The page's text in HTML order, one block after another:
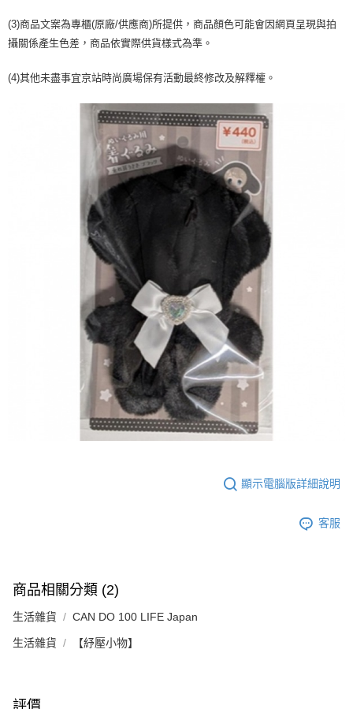
【注意事項】
1.本服務係由「台灣大哥大股份有限公司」（以下簡稱本公司）所提供，讓
買賣價金債權讓與本公司後，依約使用本公司帳單繳交帳款。
2.基於同意付款使用「大哥付你分期」之契約關係目的，商店將以您的個人
由本公司與您本人進行分期帳單所需資料之確認、核對及更正。
3.完整用戶服務條款，請詳閱以下連結：https://oppay.tw/userRule
３．收到繳費通知簡訊後14天內，點擊此簡訊中的連結，可透過四大超商／
ATM／網路銀行／等多元方式進行付款，方視為交易完成。
※ 請注意：結帳手續完成當下不需立刻繳費，但若您需要取消訂單，請聯絡
後付繳納相關費用。
是否繳費成功／繳費後需取消欲退款等相關疑問，請聯繫「AFTEE先享後付
https://netprotections.freshdesk.com/support/home
１．透過由恩沛科技股份有限公司提供之「AFTEE先享後付」服務完成之交
易，需依本服務之必要範圍內提供個人資料，並將交易相關給付款項請求債
權轉讓予恩沛科技股份有限公司。
２．關於個人資料處理事宜，請瀏覽以下網址：
https://aftee.tw/terms/#terms3
３．未成年的使用者請事先徵得法定代理人或監護人之同意方可使用
「AFTEE先享後付」，若未經同意申辦者引起之損失，本公司不負相關責
４．使用「AFTEE先享後付」時，將依據個別帳號之用戶狀況，依本公司即
時審查核予不同之上限額度；若仍有額度不足之情形，本公司將視審查結果
請求用戶進行身份認證。
５．嚴禁一人註冊多個帳號或使用他人資訊註冊。若發現惡意使用之情形，
恩沛科技股份有限公司將有權停止該用戶之使用額度並採取法律行動。
宅配
請自備購物袋，若需購買紙袋可現場詢問
(3)商品文案為專櫃(原廠/供應商)所提供，商品顏色可能會因網頁呈現與拍
攝關係產生色差，商品依實際供貨樣式為準。
(4)其他未盡事宜京站時尚廣場保有活動最終修改及解釋權。
顯示電腦版詳細說明
客服
商品相關分類 (2)
生活雜貨 CAN DO 100 LIFE Japan
生活雜貨 【紓壓小物】
評價